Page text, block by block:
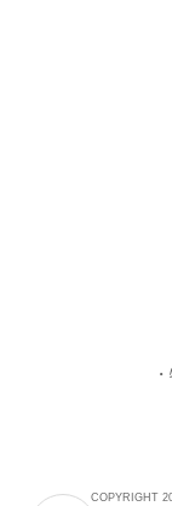
COPYRIGHT